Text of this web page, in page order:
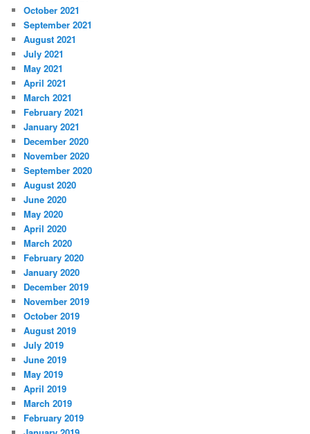
October 2021
September 2021
August 2021
July 2021
May 2021
April 2021
March 2021
February 2021
January 2021
December 2020
November 2020
September 2020
August 2020
June 2020
May 2020
April 2020
March 2020
February 2020
January 2020
December 2019
November 2019
October 2019
August 2019
July 2019
June 2019
May 2019
April 2019
March 2019
February 2019